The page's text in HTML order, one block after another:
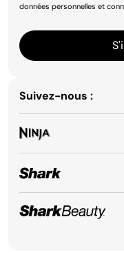
données personnelles et
Suivez-nous :